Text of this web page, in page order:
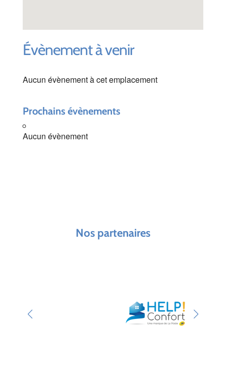
Évènement à venir
Aucun évènement à cet emplacement
Prochains évènements
Aucun évènement
Nos partenaires